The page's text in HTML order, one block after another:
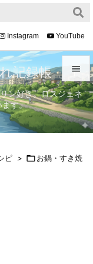


メニュ

サイド

Instagram YouTube
記録帳
ン好き。ロスジェネ
ます。
ピ > お鍋・すき焼